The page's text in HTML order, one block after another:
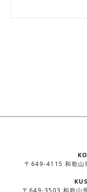
〒649-4115 和歌山
〒649-3503 和歌山